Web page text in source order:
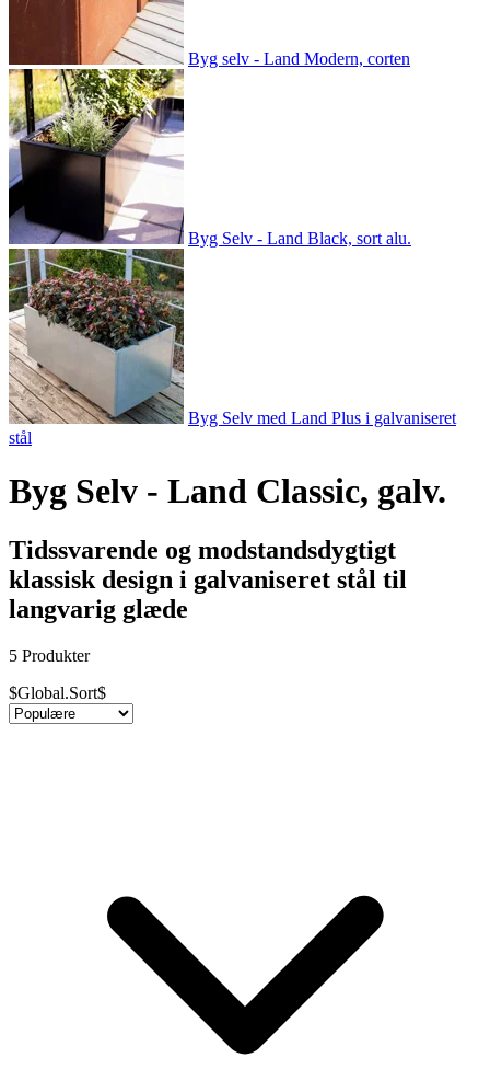
Byg selv - Land Modern, corten
Byg Selv - Land Black, sort alu.
Byg Selv med Land Plus i galvaniseret
stål
Byg Selv - Land Classic, galv.
Tidssvarende og modstandsdygtigt
klassisk design i galvaniseret stål til
langvarig glæde
5 Produkter
$Global.Sort$